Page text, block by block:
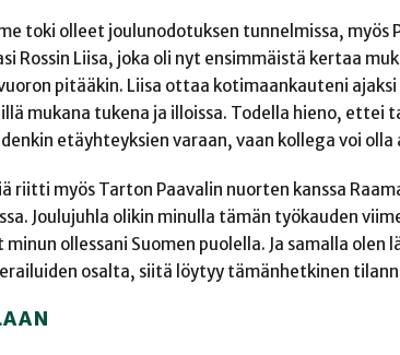
toki olleet joulunodotuksen tunnelmissa, myös
Rossin Liisa, joka oli nyt ensimmäistä kertaa
pitääkin. Liisa ottaa kotimaankauteni
mukana tukena ja illoissa. Todella hieno, ettei
etäyhteyksien varaan, vaan kollega voi olla
riitti myös Tarton Paavalin nuorten kanssa
Joulujuhla olikin minulla tämän työkauden
ollessani Suomen puolella. Ja samalla
osalta, siitä löytyy tämänhetkinen